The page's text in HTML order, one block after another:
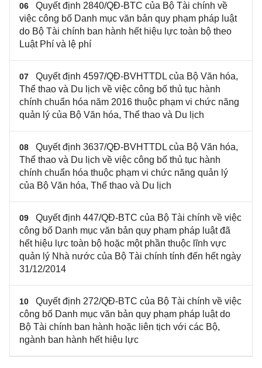
06
Quyết định 2840/QĐ-BTC của Bộ Tài chính về
việc công bố Danh mục văn bản quy phạm pháp luật
do Bộ Tài chính ban hành hết hiệu lực toàn bộ theo
Luật Phí và lệ phí
07
Quyết định 4597/QĐ-BVHTTDL của Bộ Văn hóa,
Thể thao và Du lịch về việc công bố thủ tục hành
chính chuẩn hóa năm 2016 thuộc phạm vi chức năng
quản lý của Bộ Văn hóa, Thể thao và Du lịch
08
Quyết định 3637/QĐ-BVHTTDL của Bộ Văn hóa,
Thể thao và Du lịch về việc công bố thủ tục hành
chính chuẩn hóa thuộc phạm vi chức năng quản lý
của Bộ Văn hóa, Thể thao và Du lịch
09
Quyết định 447/QĐ-BTC của Bộ Tài chính về việc
công bố Danh mục văn bản quy phạm pháp luật đã
hết hiệu lực toàn bộ hoặc một phần thuộc lĩnh vực
quản lý Nhà nước của Bộ Tài chính tính đến hết ngày
31/12/2014
10
Quyết định 272/QĐ-BTC của Bộ Tài chính về việc
công bố Danh mục văn bản quy phạm pháp luật do
Bộ Tài chính ban hành hoặc liên tịch với các Bộ,
ngành ban hành hết hiệu lực